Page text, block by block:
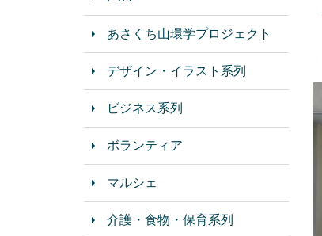
あさくち山環学プロジェクト
デザイン・イラスト系列
ビジネス系列
ボランティア
マルシェ
介護・食物・保育系列